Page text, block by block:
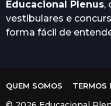
Educacional Plenus,
vestibulares e
forma fácil de
QUEM SOMOS TERMOS